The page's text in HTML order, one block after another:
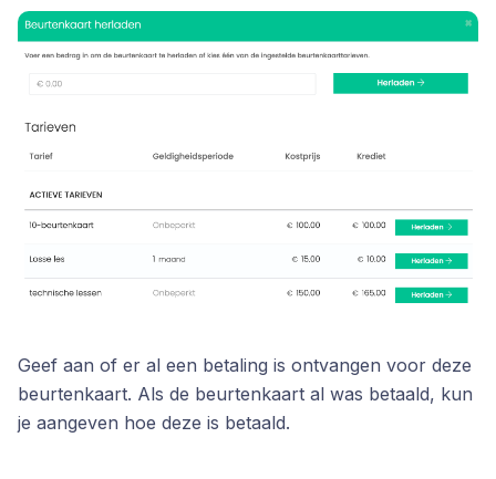
Geef aan of er al een betaling is ontvangen voor deze
beurtenkaart. Als de beurtenkaart al was betaald, kun
je aangeven hoe deze is betaald.